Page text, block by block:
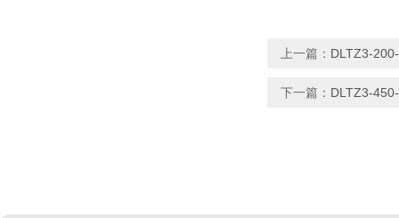
上一篇： DLTZ3-
下一篇： DLTZ3-